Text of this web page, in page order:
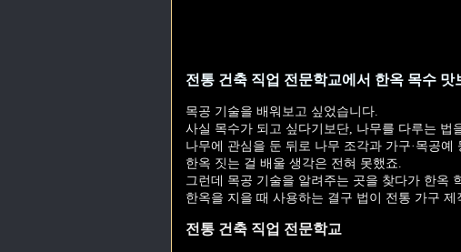
전통 건축 직업 전문학교에서 한옥 목수 맛
목공 기술을 배워보고 싶었습니다.
사실 목수가 되고 싶다기보단, 나무를 다루는 법
나무에 관심을 둔 뒤로 나무 조각과 가구·목공
한옥 짓는 걸 배울 생각은 전혀 못했죠.
그런데 목공 기술을 알려주는 곳을 찾다가 한옥
한옥을 지을 때 사용하는 결구 법이 전통 가구
전통 건축 직업 전문학교